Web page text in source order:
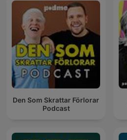
Den Som Skrattar Förlorar
Podcast